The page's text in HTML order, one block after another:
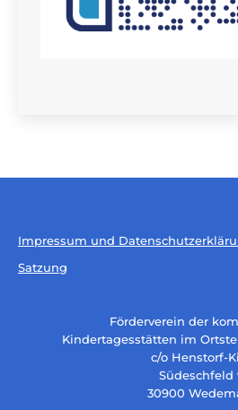
Impressum und
Satzung
Förderverein der
Kindertagesstätten im
c/o Henstorf-
Südeschfeld
30900